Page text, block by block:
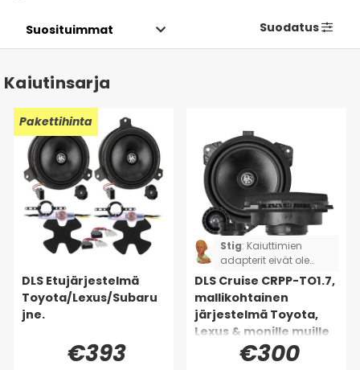
Suodatus
Kaiutinsarja
Pakettihinta
DLS Etujärjestelmä
Toyota/Lexus/Subaru
jne.
€393
Stig: Kaiuttimien
adapterit eivät ole
täydelliset, jouduin
leikkaamaan ja
juottamaan kaksi
kaiutinta. Koskee
Toyota Rav4:ää.
DLS Cruise CRPP-TO1.7,
mallikohtainen
järjestelmä Toyota,
Lexus & monille muille
€300